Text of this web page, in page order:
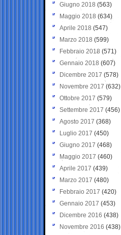
Giugno 2018 (563)
Maggio 2018 (634)
Aprile 2018 (547)
Marzo 2018 (599)
Febbraio 2018 (571)
Gennaio 2018 (607)
Dicembre 2017 (578)
Novembre 2017 (632)
Ottobre 2017 (579)
Settembre 2017 (456)
Agosto 2017 (368)
Luglio 2017 (450)
Giugno 2017 (468)
Maggio 2017 (460)
Aprile 2017 (439)
Marzo 2017 (480)
Febbraio 2017 (420)
Gennaio 2017 (453)
Dicembre 2016 (438)
Novembre 2016 (438)